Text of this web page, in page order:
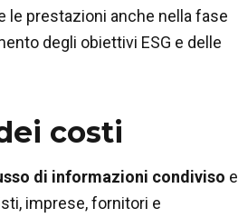
le prestazioni anche nella fase
degli obiettivi ESG e delle
costi
di informazioni condiviso e
imprese, fornitori e